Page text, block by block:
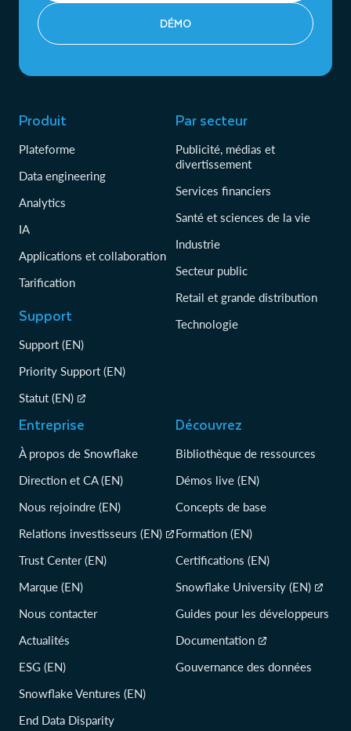
DÉMO
Produit
Plateforme
Data engineering
Analytics
IA
Applications et collaboration
Tarification
Support
Support (EN)
Priority Support (EN)
Statut (EN)
Par secteur
Publicité, médias et
divertissement
Services financiers
Santé et sciences de la vie
Industrie
Secteur public
Retail et grande distribution
Technologie
Entreprise
À propos de Snowflake
Direction et CA (EN)
Nous rejoindre (EN)
Relations investisseurs (EN)
Trust Center (EN)
Marque (EN)
Nous contacter
Actualités
ESG (EN)
Snowflake Ventures (EN)
End Data Disparity
Découvrez
Bibliothèque de ressources
Démos live (EN)
Concepts de base
Formation (EN)
Certifications (EN)
Snowflake University (EN)
Guides pour les développeurs
Documentation
Gouvernance des données